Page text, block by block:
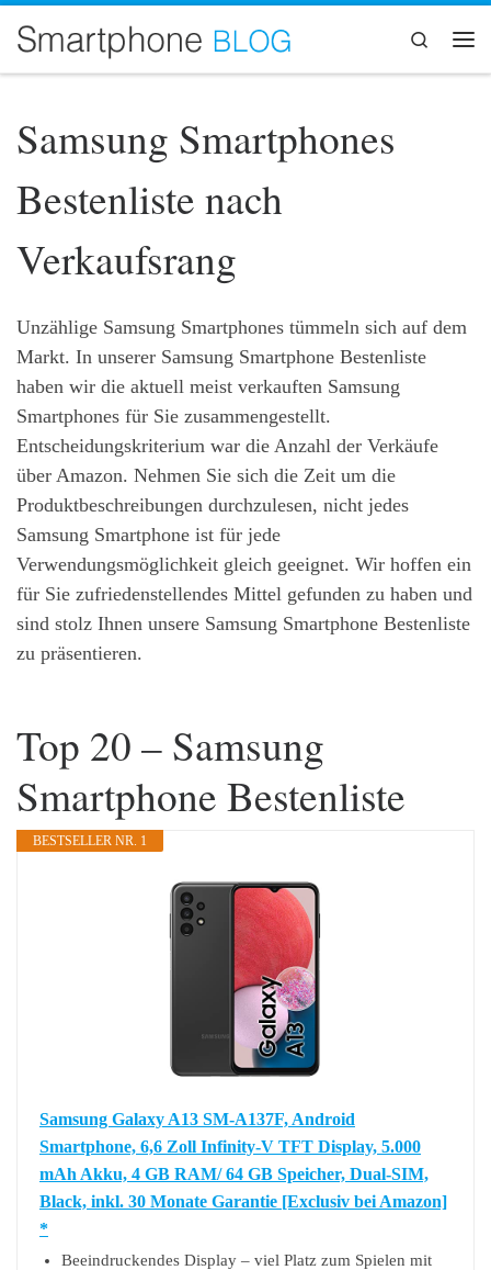
Zum Inhalt springen
Search
Samsung Smartphones
Bestenliste nach
Verkaufsrang
Unzählige Samsung Smartphones tümmeln sich auf dem
Markt. In unserer Samsung Smartphone Bestenliste
haben wir die aktuell meist verkauften Samsung
Smartphones für Sie zusammengestellt.
Entscheidungskriterium war die Anzahl der Verkäufe
über Amazon. Nehmen Sie sich die Zeit um die
Produktbeschreibungen durchzulesen, nicht jedes
Samsung Smartphone ist für jede
Verwendungsmöglichkeit gleich geeignet. Wir hoffen ein
für Sie zufriedenstellendes Mittel gefunden zu haben und
sind stolz Ihnen unsere Samsung Smartphone Bestenliste
zu präsentieren.
Top 20 – Samsung
Smartphone Bestenliste
BESTSELLER NR. 1
Samsung Galaxy A13 SM-A137F, Android
Smartphone, 6,6 Zoll Infinity-V TFT Display, 5.000
mAh Akku, 4 GB RAM/ 64 GB Speicher, Dual-SIM,
Black, inkl. 30 Monate Garantie [Exclusiv bei Amazon]
*
Beeindruckendes Display – viel Platz zum Spielen mit